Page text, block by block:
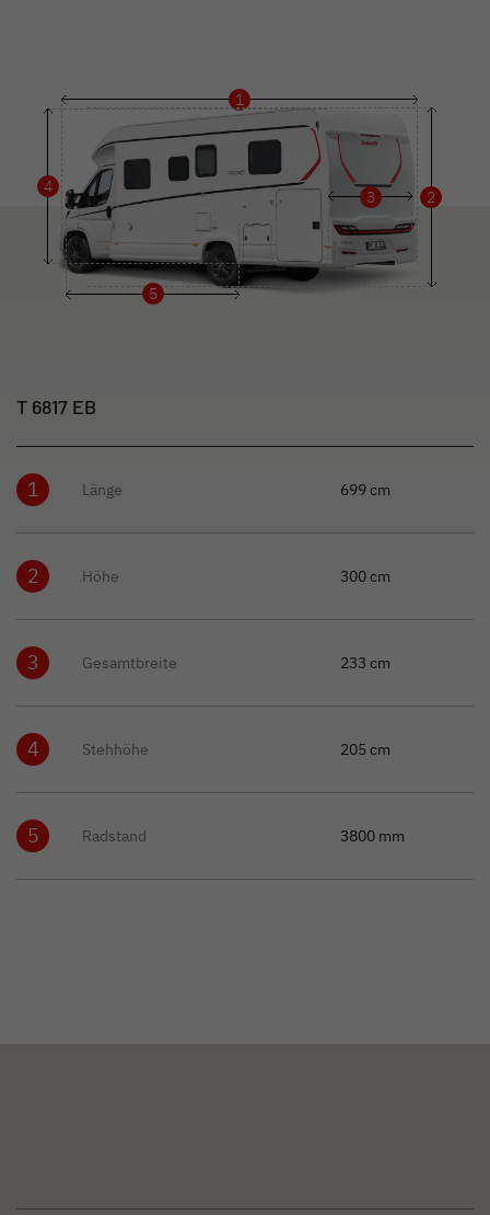
1
2
3
4
5
T 6817 EB
1 Länge 699 cm
2 Höhe 300 cm
3 Gesamtbreite 233 cm
4 Stehhöhe 205 cm
5 Radstand 3800 mm